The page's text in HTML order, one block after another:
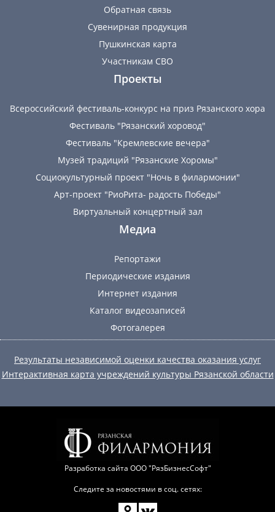
Обратная связь
Сувенирная продукция
Пушкинская карта
Участникам СВО
Проекты
Всероссийский фестиваль-конкурс на приз Рязанского хора
Фестиваль "Рязанский хоровод"
Фестиваль "Кремлевские вечера"
Музей традиций "Рязанские Хоромы"
Социокультурный проект "Ночь в филармонии"
Арт-проект "РиоРита- радость Победы"
Виртуальный концертный зал
Медиа
Репортажи
Периодические издания
Интернет издания
Каталог видеозаписей
Фотогалерея
Результаты независимой оценки качества оказания услуг
Интерактивная карта учреждений культуры Рязанской области
Разработка сайта ООО "РязБизнесСофт"
Следите за новостями в соц. сетях: